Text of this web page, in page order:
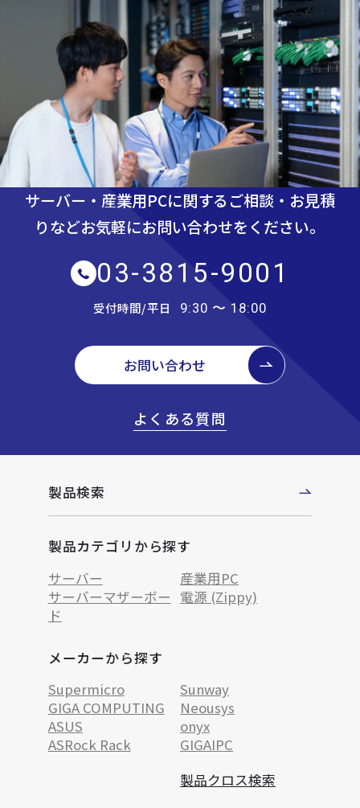
サーバー・産業用PCに関するご相談・お見積
りなどお気軽にお問い合わせをください。
03-3815-9001
受付時間/平日 9:30 〜 18:00
お問い合わせ
よくある質問
製品検索
製品カテゴリから探す
サーバー
産業用PC
サーバーマザーボー
ド
電源 (Zippy)
メーカーから探す
Supermicro
Sunway
GIGA COMPUTING
Neousys
ASUS
onyx
ASRock Rack
GIGAIPC
製品クロス検索